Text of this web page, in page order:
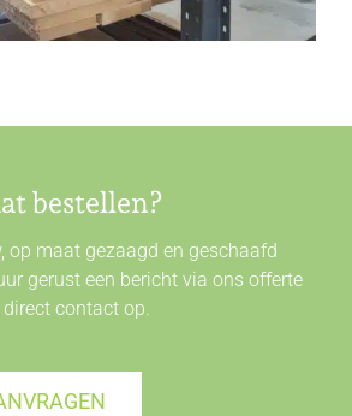
bestellen?
op maat gezaagd en geschaafd
gerust een bericht via ons offerte
contactop.